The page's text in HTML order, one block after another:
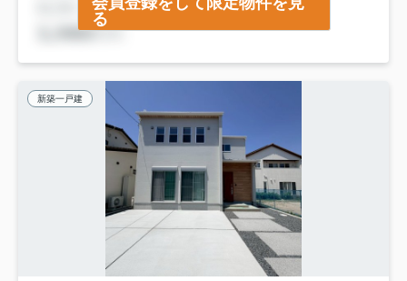
る
新築一戸建